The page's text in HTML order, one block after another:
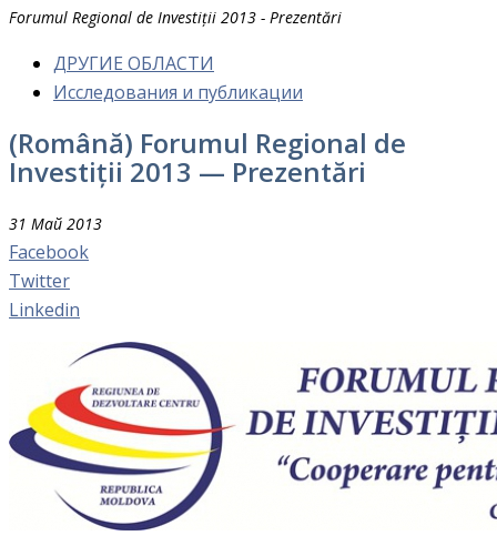
Forumul Regional de Investiții 2013 - Prezentări
ДРУГИЕ ОБЛАСТИ
Исследования и публикации
(Română) Forumul Regional de
Investiții 2013 — Prezentări
31 Май 2013
Facebook
Twitter
Linkedin